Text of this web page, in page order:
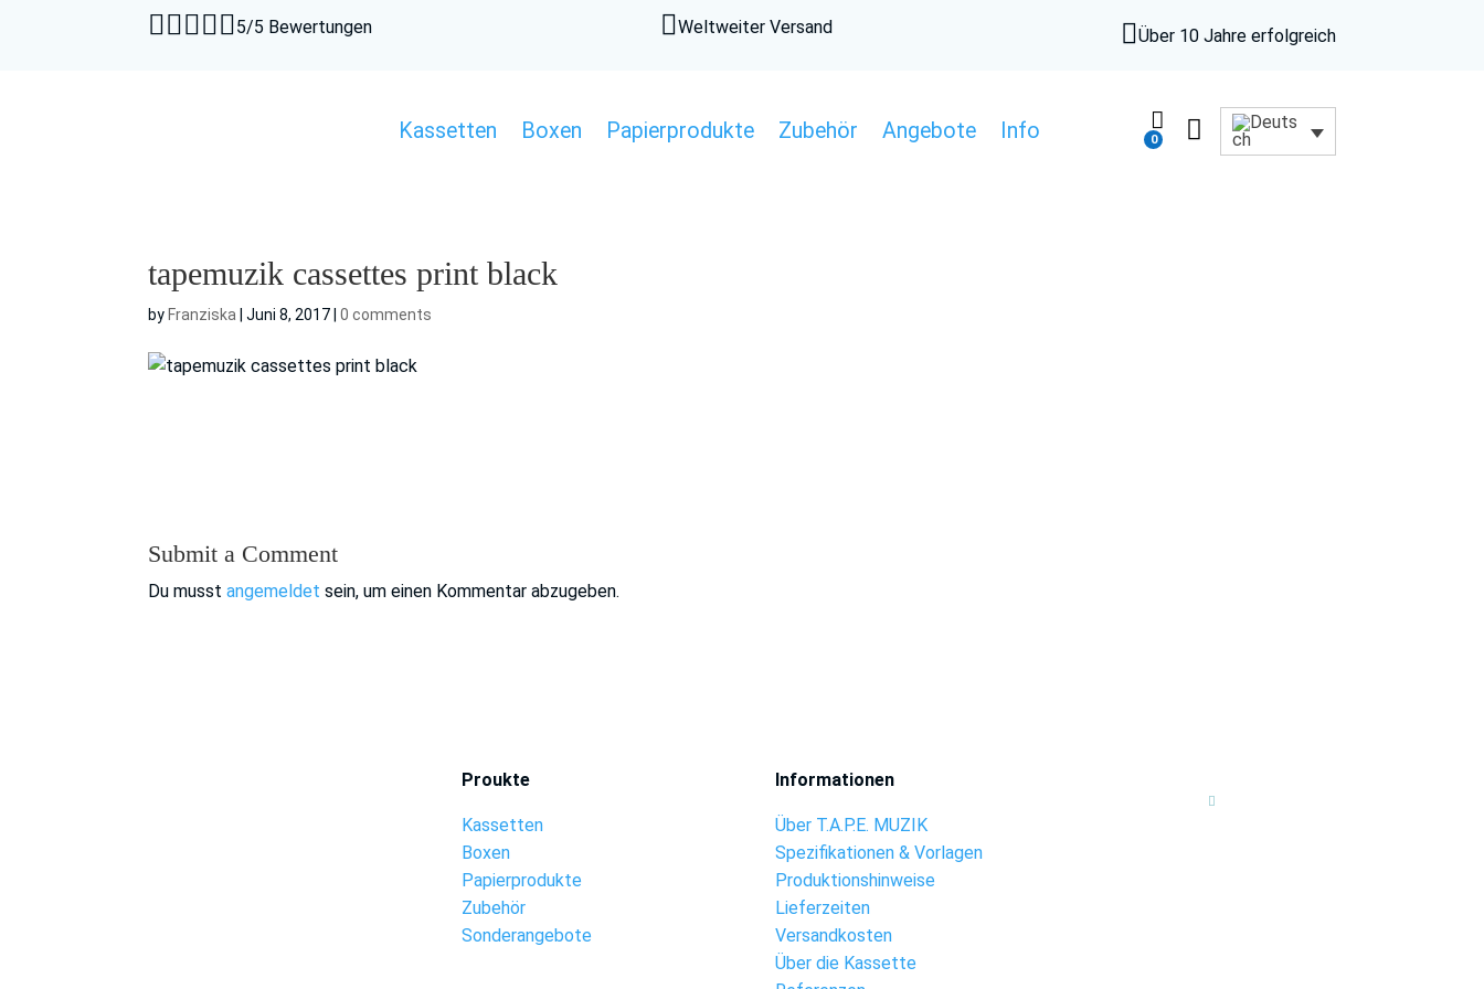
5/5 Bewertungen Weltweiter Versand Über 10 Jahre erfolgreich
Kassetten Boxen Papierprodukte Zubehör Angebote Info 
0 
tapemuzik cassettes print black
by Franziska |Juni 8, 2017 |0 comments
Submit a Comment
Du musstangemeldet sein, um einen Kommentar abzugeben.
Proukte
Kassetten
Boxen
Papierprodukte
Zubehör
Sonderangebote
Informationen
Über T.A.P.E. MUZIK
Spezifikationen & Vorlagen
Produktionshinweise
Lieferzeiten
Versandkosten
Über die Kassette
